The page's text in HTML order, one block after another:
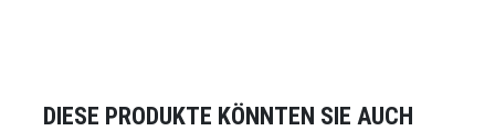
DIESE PRODUKTE KÖNNTEN SIE AUCH